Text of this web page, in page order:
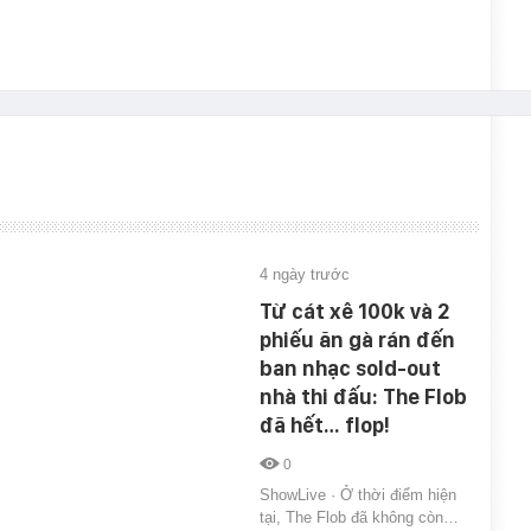
4 ngày trước
Từ cát xê 100k và 2
phiếu ăn gà rán đến
ban nhạc sold-out
nhà thi đấu: The Flob
đã hết… flop!
0
ShowLive · Ở thời điểm hiện
tại, The Flob đã không còn…